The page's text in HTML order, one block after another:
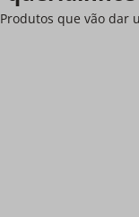
Produtos que vão dar